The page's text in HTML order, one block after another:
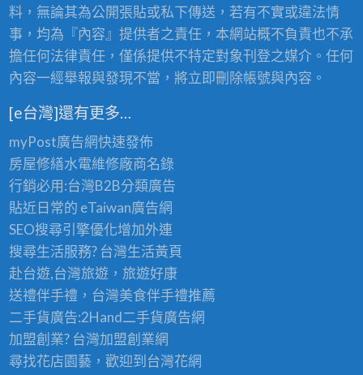
料，無論其為公開張貼或私下傳送，若有不實或違法情
事，均為『內容』提供者之責任，本網站概不負責也不承
擔任何法律責任，僅係提供不特定對象刊登之媒介。任何
內容一經舉報與發現不當，將立即刪除帳號與內容。
[e台灣]還有更多…
myPost廣告網快速發佈
房屋修繕水電維修廠商名錄
行銷必用:台灣B2B分類廣告
貼近日常的 eTaiwan廣告網
SEO搜尋引擎優化增加外連
搜尋生活服務? 台灣生活黃頁
赴台遊,台灣旅遊，旅遊好康
送禮伴手禮，台灣美食伴手禮推薦
二手貨廣告:2Hand二手貨廣告網
加盟創業? 台灣加盟創業網
尋找花店園藝，歡迎到台灣花網